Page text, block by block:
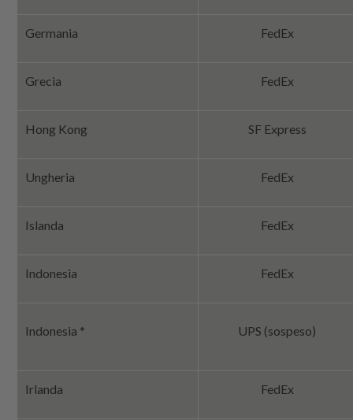
Germania FedEx
Grecia FedEx
Hong Kong SF Express
Ungheria FedEx
Islanda FedEx
Indonesia FedEx
Indonesia * UPS (sospeso)
Irlanda FedEx